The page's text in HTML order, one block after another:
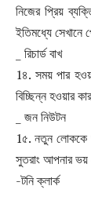
নিজের প্রিয়
ইতিমধ্যে সেখানে
_ রিচার্ড বাখ
1৪. সময় পার
বিচ্ছিন্ন
_ জন নিউটন
1৫. নতুন লোককে
সুতরাং আপনার
-টনি ক্লার্ক